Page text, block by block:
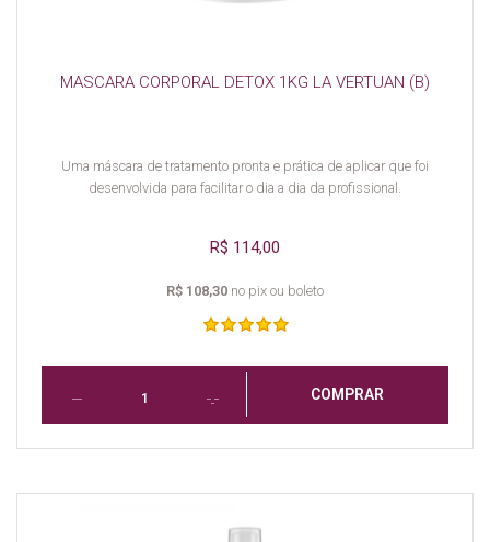
MASCARA CORPORAL DETOX 1KG LA VERTUAN (B)
Uma máscara de tratamento pronta e prática de aplicar que foi
desenvolvida para facilitar o dia a dia da profissional.
R$ 114,00
R$ 108,30 no pix ou boleto
COMPRAR